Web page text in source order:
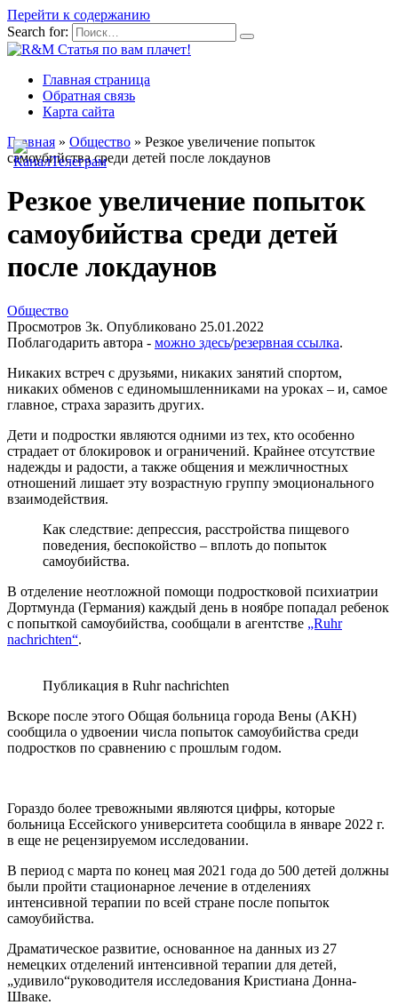
Перейти к содержанию
Search for:
Главная страница
Обратная связь
Карта сайта
Главная » Общество » Резкое увеличение попыток
самоубийства среди детей после локдаунов
Резкое увеличение попыток
самоубийства среди детей
после локдаунов
Общество
Просмотров 3к. Опубликовано 25.01.2022
Поблагодарить автора - можно здесь/резервная ссылка.
Никаких встреч с друзьями, никаких занятий спортом,
никаких обменов с единомышленниками на уроках – и, самое
главное, страха заразить других.
Дети и подростки являются одними из тех, кто особенно
страдает от блокировок и ограничений. Крайнее отсутствие
надежды и радости, а также общения и межличностных
отношений лишает эту возрастную группу эмоционального
взаимодействия.
Как следствие: депрессия, расстройства пищевого
поведения, беспокойство – вплоть до попыток
самоубийства.
В отделение неотложной помощи подростковой психиатрии
Дортмунда (Германия) каждый день в ноябре попадал ребенок
с попыткой самоубийства, сообщали в агентстве „Ruhr
nachrichten“.
Публикация в Ruhr nachrichten
Вскоре после этого Общая больница города Вены (AKH)
сообщила о удвоении числа попыток самоубийства среди
подростков по сравнению с прошлым годом.
Гораздо более тревожными являются цифры, которые
больница Ессейского университета сообщила в январе 2022 г.
в еще не рецензируемом исследовании.
В период с марта по конец мая 2021 года до 500 детей должны
были пройти стационарное лечение в отделениях
интенсивной терапии по всей стране после попыток
самоубийства.
Драматическое развитие, основанное на данных из 27
немецких отделений интенсивной терапии для детей,
„удивило“руководителя исследования Кристиана Донна-
Шваке.